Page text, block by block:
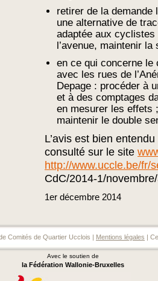
retirer de la demande
une alternative de
adaptée aux cyclistes
l’avenue, maintenir
en ce qui concerne le
avec les rues de
Depage : procéder à
et à des comptages
en mesurer les effets
maintenir le double
L’avis est bien
consulté sur le site
http://www.uccle.be/fr/
CdC/2014-1/
1er décembre 2014
Comités de Quartier Ucclois | Mentions légales |
Avec le soutien de
la Fédération Wallonie-Bruxelles